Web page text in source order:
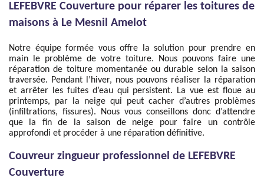
LEFEBVRE Couverture pour réparer les toitures de
maisons à Le Mesnil Amelot
Notre équipe formée vous offre la solution pour prendre en
main le problème de votre toiture. Nous pouvons faire une
réparation de toiture momentanée ou durable selon la saison
traversée. Pendant l’hiver, nous pouvons réaliser la réparation
et arrêter les fuites d’eau qui persistent. La vue est floue au
printemps, par la neige qui peut cacher d’autres problèmes
(infiltrations, fissures). Nous vous conseillons donc d’attendre
que la fin de la saison de neige pour faire un contrôle
approfondi et procéder à une réparation définitive.
Couvreur zingueur professionnel de LEFEBVRE
Couverture